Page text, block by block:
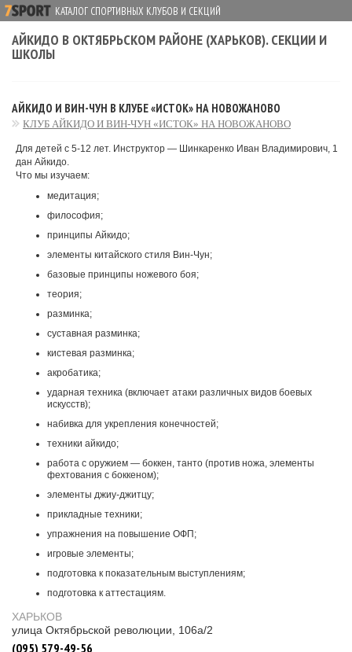
КАТАЛОГ СПОРТИВНЫХ КЛУБОВ И СЕКЦИЙ
АЙКИДО В ОКТЯБРЬСКОМ РАЙОНЕ (ХАРЬКОВ). СЕКЦИИ И
ШКОЛЫ
АЙКИДО И ВИН-ЧУН В КЛУБЕ «ИСТОК» НА НОВОЖАНОВО
КЛУБ АЙКИДО И ВИН-ЧУН «ИСТОК» НА НОВОЖАНОВО
Для детей с 5-12 лет. Инструктор — Шинкаренко Иван Владимирович, 1
дан Айкидо.
Что мы изучаем:
медитация;
философия;
принципы Айкидо;
элементы китайского стиля Вин-Чун;
базовые принципы ножевого боя;
теория;
разминка;
суставная разминка;
кистевая разминка;
акробатика;
ударная техника (включает атаки различных видов боевых
искусств);
набивка для укрепления конечностей;
техники айкидо;
работа с оружием — боккен, танто (против ножа, элементы
фехтования с боккеном);
элементы джиу-джитцу;
прикладные техники;
упражнения на повышение ОФП;
игровые элементы;
подготовка к показательным выступлениям;
подготовка к аттестациям.
ХАРЬКОВ
улица Октябрьской революции, 106а/2
(095) 579-49-56